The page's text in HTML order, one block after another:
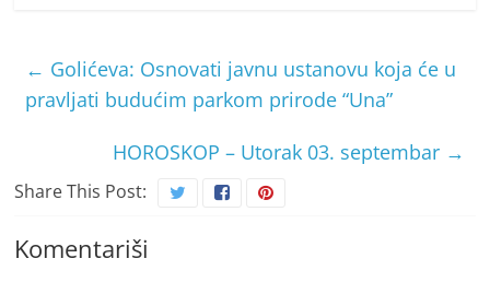
← Golićeva: Osnovati javnu ustanovu koja će u
pravljati budućim parkom prirode “Una”
HOROSKOP – Utorak 03. septembar →
Share This Post:
Komentariši